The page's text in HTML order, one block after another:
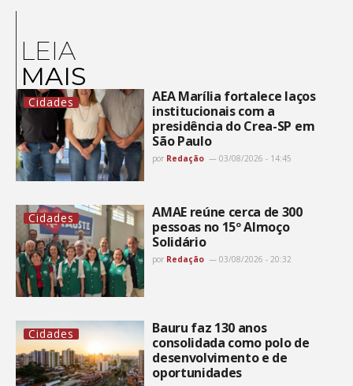
LEIA
MAIS
Cidades
AEA Marília fortalece laços
institucionais com a
presidência do Crea-SP em
São Paulo
por Redação 03/08/2026 - 14:45
Cidades
AMAE reúne cerca de 300
pessoas no 15º Almoço
Solidário
por Redação 03/08/2026 - 20:32
Cidades
Bauru faz 130 anos
consolidada como polo de
desenvolvimento e de
oportunidades